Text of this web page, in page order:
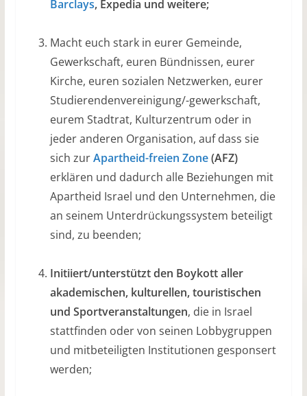
Barclays, Expedia und weitere;
Macht euch stark in eurer Gemeinde,
Gewerkschaft, euren Bündnissen, eurer
Kirche, euren sozialen Netzwerken, eurer
Studierendenvereinigung/-gewerkschaft,
eurem Stadtrat, Kulturzentrum oder in
jeder anderen Organisation, auf dass sie
sich zurApartheid-freien Zone(AFZ)
erklären und dadurch alle Beziehungen mit
Apartheid Israel und den Unternehmen, die
an seinem Unterdrückungssystem beteiligt
sind, zu beenden;
Initiiert/unterstützt den Boykott aller
akademischen, kulturellen, touristischen
und Sportveranstaltungen, die in Israel
stattfinden oder von seinen Lobbygruppen
und mitbeteiligten Institutionen gesponsert
werden;